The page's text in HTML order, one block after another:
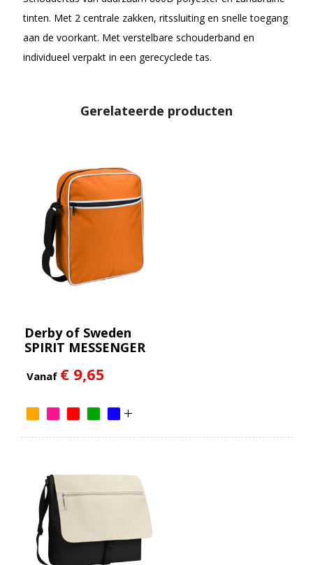
tinten. Met 2 centrale zakken, ritssluiting en snelle toegang
aan de voorkant. Met verstelbare schouderband en
individueel verpakt in een gerecyclede tas.
Gerelateerde producten
Derby of Sweden
SPIRIT MESSENGER
Vanaf € 9,65